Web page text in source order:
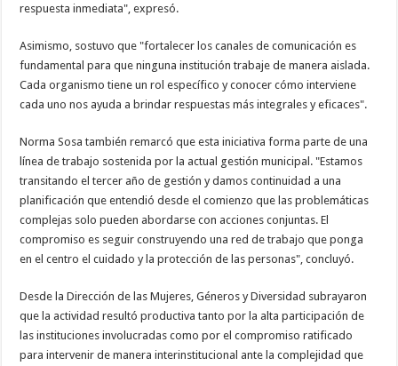
respuesta inmediata", expresó.
Asimismo, sostuvo que "fortalecer los canales de comunicación es
fundamental para que ninguna institución trabaje de manera aislada.
Cada organismo tiene un rol específico y conocer cómo interviene
cada uno nos ayuda a brindar respuestas más integrales y eficaces".
Norma Sosa también remarcó que esta iniciativa forma parte de una
línea de trabajo sostenida por la actual gestión municipal. "Estamos
transitando el tercer año de gestión y damos continuidad a una
planificación que entendió desde el comienzo que las problemáticas
complejas solo pueden abordarse con acciones conjuntas. El
compromiso es seguir construyendo una red de trabajo que ponga
en el centro el cuidado y la protección de las personas", concluyó.
Desde la Dirección de las Mujeres, Géneros y Diversidad subrayaron
que la actividad resultó productiva tanto por la alta participación de
las instituciones involucradas como por el compromiso ratificado
para intervenir de manera interinstitucional ante la complejidad que